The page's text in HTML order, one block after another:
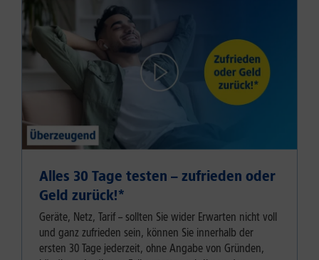
Alles 30 Tage testen – zufrieden oder
Geld zurück!⁠*
Geräte, Netz, Tarif – sollten Sie wider Erwarten nicht voll
und ganz zufrieden sein, können Sie innerhalb der
ersten 30 Tage jederzeit, ohne Angabe von Gründen,